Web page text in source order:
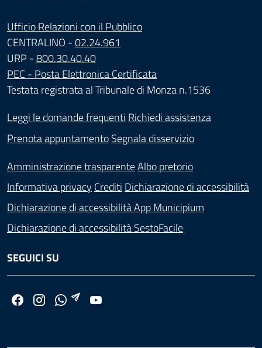
Ufficio Relazioni con il Pubblico
CENTRALINO -02.24.961
URP -800.30.40.40
PEC - Posta Elettronica Certificata
Testata registrata al Tribunale di Monza n.1536
Leggi le domande frequenti Richiedi assistenza
Prenota appuntamentoSegnala disservizio
Amministrazione trasparenteAlbo pretorio
Informativa privacy Crediti Dichiarazione di accessibilità
Dichiarazione di accessibilità App Municipium
Dichiarazione di accessibilità SestoFacile
SEGUICI SU